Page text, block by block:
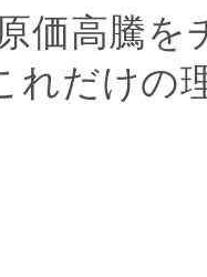
価高騰
だけの